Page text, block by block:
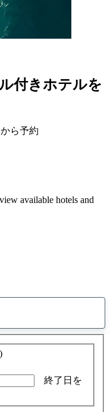
付きホテルを
ら予約
available hotels and
終了日を